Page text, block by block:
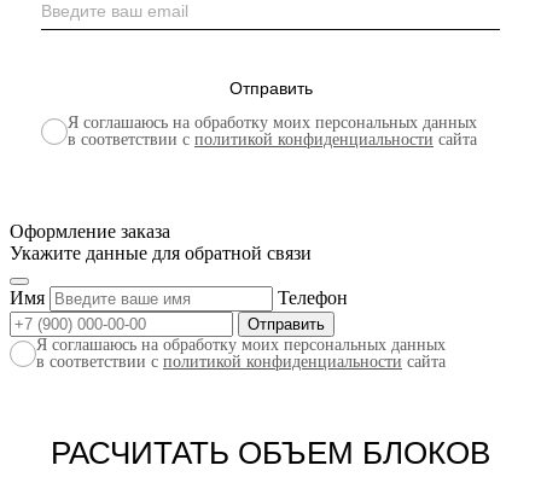
Я соглашаюсь на обработку моих персональных данных
в соответствии с политикой конфиденциальности сайта
Оформление заказа
Укажите данные для обратной связи
Имя Телефон
Я соглашаюсь на обработку моих персональных данных
в соответствии с политикой конфиденциальности сайта
РАСЧИТАТЬ ОБЪЕМ БЛОКОВ